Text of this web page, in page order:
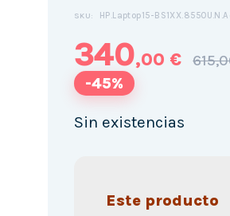
SKU: HP.Laptop15-
340,00 €
-45%
Sin existencias
Este producto